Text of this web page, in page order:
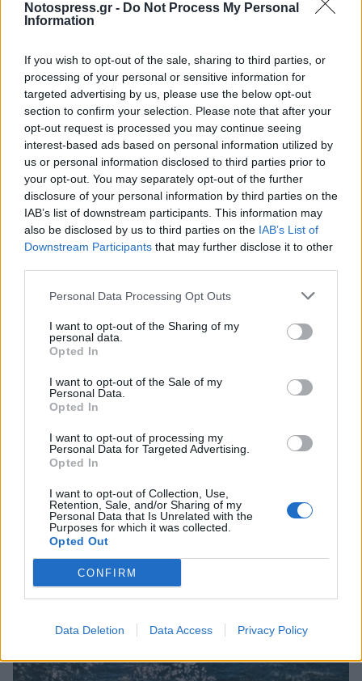
Notospress.gr - Do Not Process My Personal
Information
If you wish to opt-out of the sale, sharing to third parties, or
processing of your personal or sensitive information for
targeted advertising by us, please use the below opt-out
section to confirm your selection. Please note that after your
opt-out request is processed you may continue seeing
interest-based ads based on personal information utilized by
us or personal information disclosed to third parties prior to
your opt-out. You may separately opt-out of the further
disclosure of your personal information by third parties on the
IAB’s list of downstream participants. This information may
also be disclosed by us to third parties on the IAB’s List of
Downstream Participants that may further disclose it to other
Personal Data Processing Opt Outs
I want to opt-out of the Sharing of my
personal data.
Opted In
I want to opt-out of the Sale of my
Personal Data.
Opted In
I want to opt-out of processing my
Personal Data for Targeted Advertising.
Opted In
I want to opt-out of Collection, Use,
Retention, Sale, and/or Sharing of my
Personal Data that Is Unrelated with the
Purposes for which it was collected.
Opted Out
CONFIRM
Data Deletion Data Access Privacy Policy
Σχετικά Άρθρα